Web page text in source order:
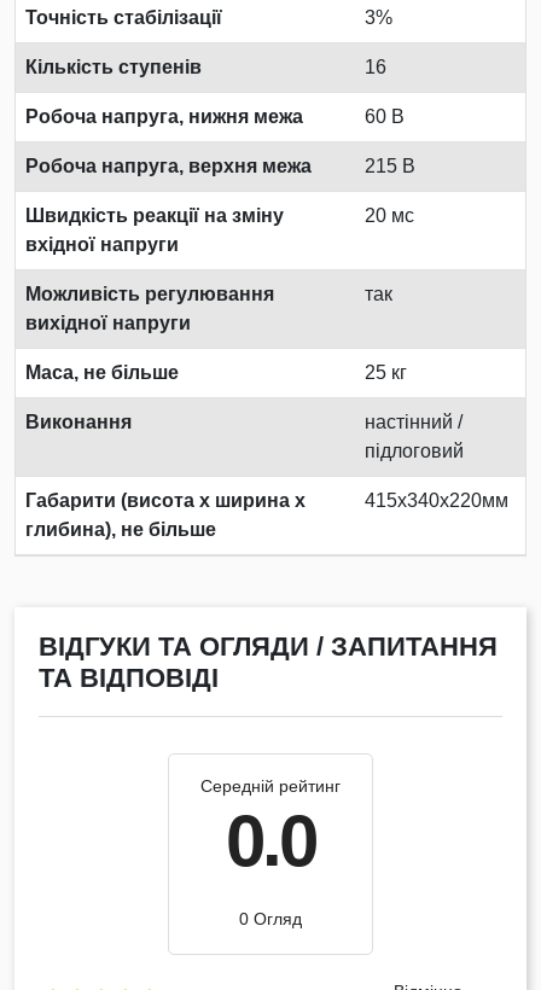
Точність стабілізації 3%
Кількість ступенів 16
Робоча напруга, нижня межа 60 В
Робоча напруга, верхня межа 215 В
Швидкість реакції на зміну
вхідної напруги
20 мс
Можливість регулювання
вихідної напруги
так
Маса, не більше 25 кг
Виконання
настінний /
підлоговий
Габарити (висота х ширина х
глибина), не більше
415x340x220мм
ВІДГУКИ ТА ОГЛЯДИ / ЗАПИТАННЯ
ТА ВІДПОВІДІ
Середній рейтинг
0.0
0 Огляд